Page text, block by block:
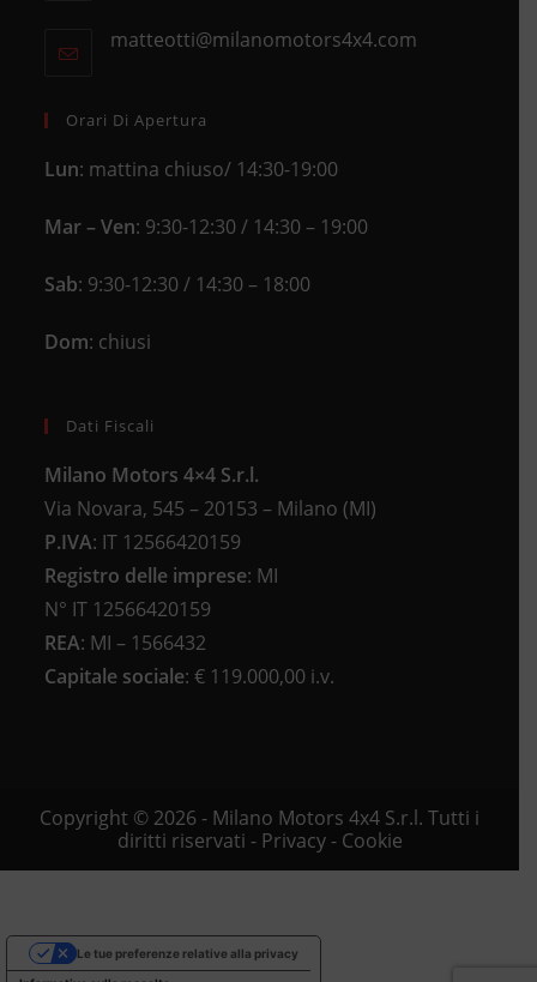
your
matteotti@milanomotors4x4.comOpens
Orari Di Apertura
Lun: mattina chiuso/ 14:30-19:00
Mar – Ven: 9:30-12:30 / 14:30 – 19:00
Sab: 9:30-12:30 / 14:30 – 18:00
Dom: chiusi
Dati Fiscali
Milano Motors 4×4 S.r.l.
Via Novara, 545 – 20153 – Milano (MI)
P.IVA: IT 12566420159
Registro delle imprese: MI
N° IT 12566420159
REA: MI – 1566432
Capitale sociale: € 119.000,00 i.v.
Copyright © 2026 - Milano Motors 4x4 S.r.l. Tutti i
diritti riservati - Privacy- Cookie
Le tue preferenze relative alla privacy